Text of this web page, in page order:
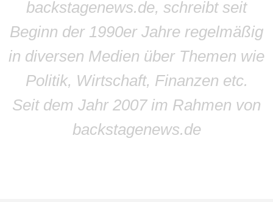
backstagenews.de, schreibt seit
Beginn der 1990er Jahre regelmäßig
in diversen Medien über Themen wie
Politik, Wirtschaft, Finanzen etc.
Seit dem Jahr 2007 im Rahmen von
backstagenews.de